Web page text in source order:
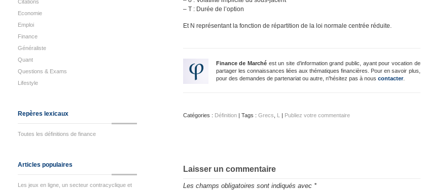
Citations
Economie
Emploi
Finance
Généraliste
Quant
Questions & Exams
Lifestyle
Repères lexicaux
Toutes les définitions de finance
Articles populaires
Les jeux en ligne, un secteur contracyclique et
– T : Durée de l’option
Et N représentant la fonction de répartition de la loi normale centrée réduite.
Finance de Marchéest un site d’information grand public, ayant pour vocation de
partager les connaissances liées aux thématiques financières. Pour en savoir plus,
pour des demandes de partenariat ou autre, n'hésitez pas à nous contacter.
Catégories : Définition| Tags : Grecs L | Publiez votre commentaire
Laisser un commentaire
Les champs obligatoires sont indiqués avec *